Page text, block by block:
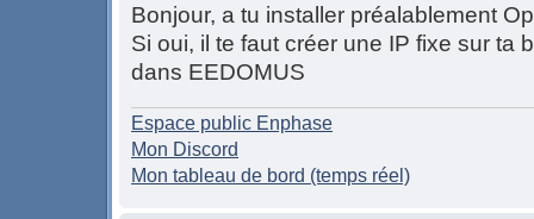
Bonjour, a tu installer préalablement
Si oui, il te faut créer une IP fixe sur ta
dans EEDOMUS
Espace public Enphase
Mon Discord
Mon tableau de bord (temps réel)